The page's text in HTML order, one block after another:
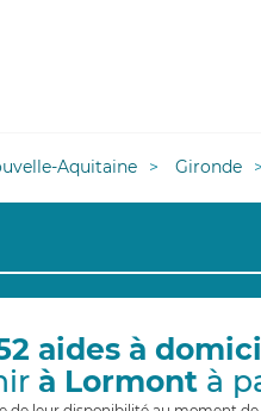
Aquitaine Gironde
aides à
à Lormontà